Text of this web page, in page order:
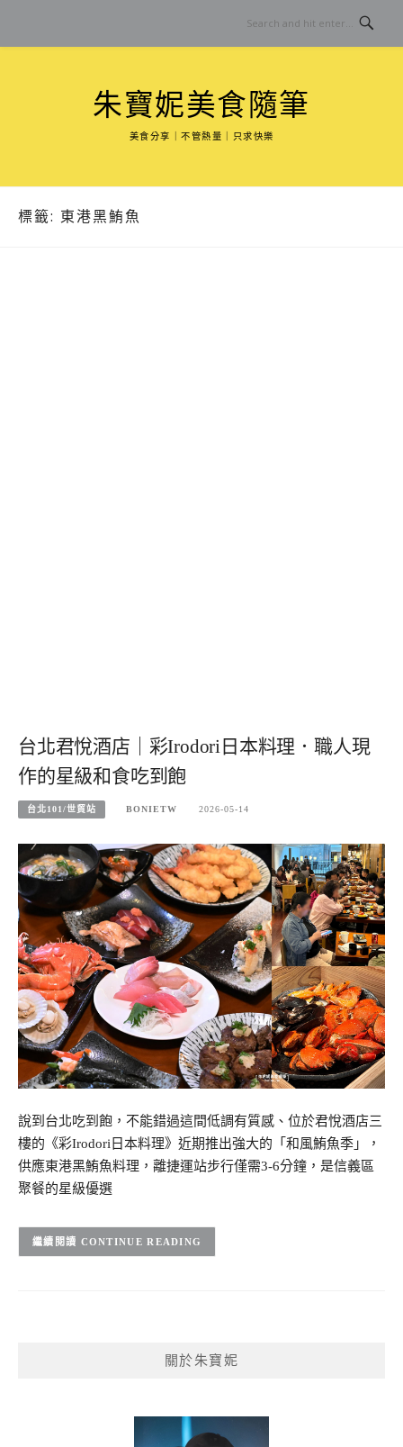
content
朱寶妮美食隨筆
美食分享｜不管熱量｜只求快樂
標籤: 東港黑鮪魚
台北君悅酒店｜彩Irodori日本料理．職人現
作的星級和食吃到飽
台北101/世貿站 BONIETW 2026-05-14
說到台北吃到飽，不能錯過這間低調有質感、位於君悅酒店三
樓的《彩Irodori日本料理》近期推出強大的「和風鮪魚季」，
供應東港黑鮪魚料理，離捷運站步行僅需3-6分鐘，是信義區
聚餐的星級優選
CONTINUE READING
關於朱寶妮